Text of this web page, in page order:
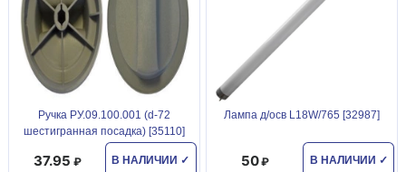
Ручка РУ.09.100.001 (d-72
шестигранная посадка) [35110]
В НАЛИЧИИ ✓
37.95
Лампа д/осв L18W/765 [32987]
В НАЛИЧИИ ✓
50